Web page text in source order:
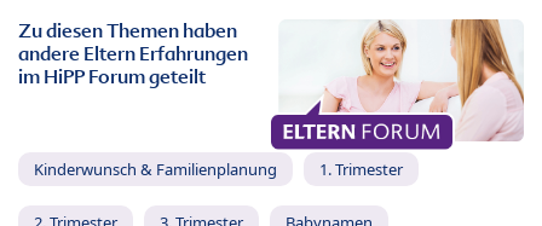
Zu diesen Themen haben
andere Eltern Erfahrungen
im HiPP Forum geteilt
Kinderwunsch & Familienplanung 1. Trimester